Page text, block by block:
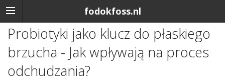
fodokfoss.nl
Probiotyki jako klucz do płaskiego
brzucha - Jak wpływają na proces
odchudzania?